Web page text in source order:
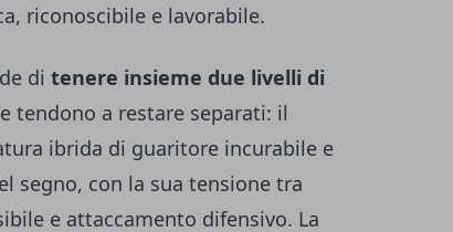
riconoscibile e lavorabile.
di tenere insieme due livelli di
tendono a restare separati: il
ibrida di guaritore incurabile e
segno, con la sua tensione tra
e attaccamento difensivo. La